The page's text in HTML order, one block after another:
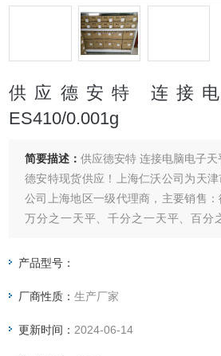
供应德安特 连接
ES410/0.001g
简要描述：供应德安特 连接电脑电子
德安特现货供应！上海仁沃公司为天
公司上海地区一级代理商，主要销售：
万分之一天平、千分之一天平、百分
商。
产品型号：
厂商性质：生产厂家
更新时间： 2024-06-14